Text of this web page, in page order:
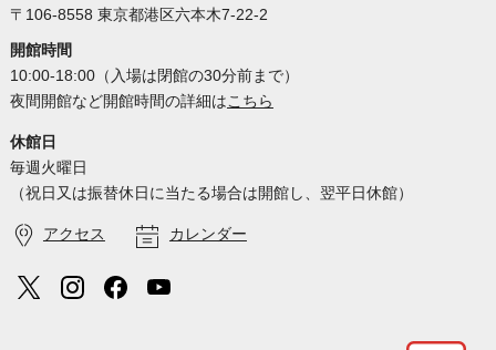
〒106-8558 東京都港区六本木7-22-2
開館時間
10:00-18:00（入場は閉館の30分前まで）
夜間開館など開館時間の詳細はこちら
休館日
毎週火曜日
（祝日又は振替休日に当たる場合は開館し、翌平日休館）
アクセス カレンダー